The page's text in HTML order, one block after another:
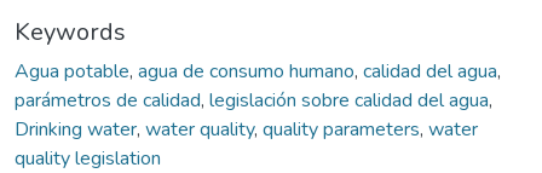
Keywords
Agua potable, agua de consumo humano, calidad del agua,
parámetros de calidad, legislación sobre calidad del agua,
Drinking water, water quality, quality parameters, water
quality legislation